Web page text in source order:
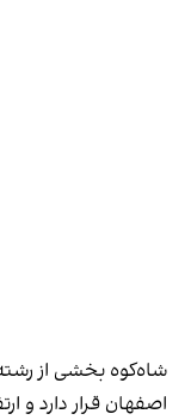
شاه‌کوه بخشی از
اصفهان قرار دارد و ارتفاع